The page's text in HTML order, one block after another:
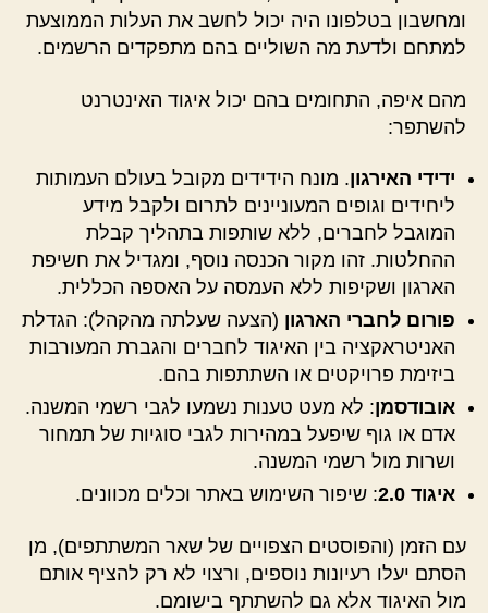
ומחשבון בטלפונו היה יכול לחשב את העלות הממוצעת
למתחם ולדעת מה השוליים בהם מתפקדים הרשמים.
מהם איפה, התחומים בהם יכול איגוד האינטרנט
להשתפר:
ידידי האירגון. מונח הידידים מקובל בעולם העמותות
ליחידים וגופים המעוניינים לתרום ולקבל מידע
המוגבל לחברים, ללא שותפות בתהליך קבלת
ההחלטות. זהו מקור הכנסה נוסף, ומגדיל את חשיפת
הארגון ושקיפות ללא העמסה על האספה הכללית.
פורום לחברי הארגון (הצעה שעלתה מהקהל): הגדלת
האניטראקציה בין האיגוד לחברים והגברת המעורבות
ביזימת פרויקטים או השתתפות בהם.
אובודסמן: לא מעט טענות נשמעו לגבי רשמי המשנה.
אדם או גוף שיפעל במהירות לגבי סוגיות של תמחור
ושרות מול רשמי המשנה.
איגוד 2.0
: שיפור השימוש באתר וכלים מכוונים.
עם הזמן (והפוסטים הצפויים של שאר המשתתפים), מן
הסתם יעלו רעיונות נוספים, ורצוי לא רק להציף אותם
מול האיגוד אלא גם להשתתף בישומם.